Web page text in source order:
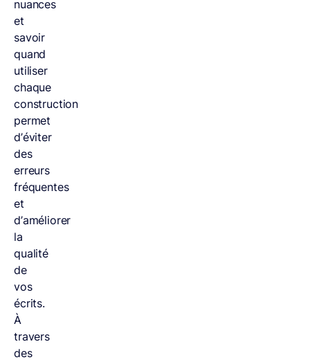
nuances
et
savoir
quand
utiliser
chaque
construction
permet
d’éviter
des
erreurs
fréquentes
et
d’améliorer
la
qualité
de
vos
écrits.
À
travers
des